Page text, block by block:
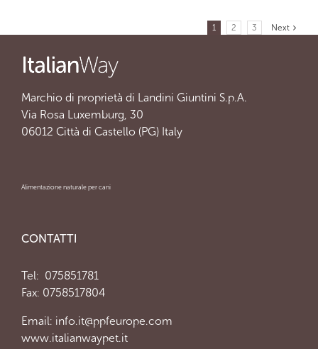
1 2 3 Next
Marchio di proprietà di Landini Giuntini S.p.A.
Via Rosa Luxemburg, 30
06012 Città di Castello (PG) Italy
Alimentazione naturale per cani
CONTATTI
Tel: 075851781
Fax: 0758517804
Email: info.it@ppfeurope.com
www.italianwaypet.it